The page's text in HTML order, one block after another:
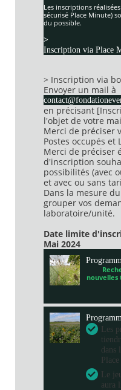
Les inscriptions
sécurisé Place Minute)
du possible.
>
Inscription via Place
> Inscription via
Envoyer un mail à
en précisant
l'objet de votre
Merci de préciser
Postes occupés et
Merci de préciser
d'inscription
possibilités (avec
et avec ou sans
Dans la mesure
grouper vos
laboratoire/unité.
Date limite
Mai 2024
nouvelles
Les
dans
Le
aura